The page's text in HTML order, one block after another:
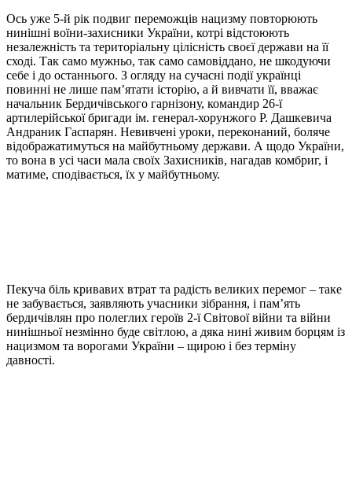
Ось уже 5-й рік подвиг переможців нацизму повторюють
нинішні воїни-захисники України, котрі відстоюють
незалежність та територіальну цілісність своєї держави на її
сході. Так само мужньо, так само самовіддано, не шкодуючи
себе і до останнього. З огляду на сучасні події українці
повинні не лише пам’ятати історію, а й вивчати її, вважає
начальник Бердичівського гарнізону, командир 26-ї
артилерійської бригади ім. генерал-хорунжого Р. Дашкевича
Андраник Гаспарян. Невивчені уроки, переконаний, боляче
відображатимуться на майбутньому держави. А щодо України,
то вона в усі часи мала своїх Захисників, нагадав комбриг, і
матиме, сподівається, їх у майбутньому.
Пекуча біль кривавих втрат та радість великих перемог – таке
не забувається, заявляють учасники зібрання, і пам’ять
бердичівлян про полеглих героїв 2-ї Світової війни та війни
нинішньої незмінно буде світлою, а дяка нині живим борцям із
нацизмом та ворогами України – щирою і без терміну
давності.